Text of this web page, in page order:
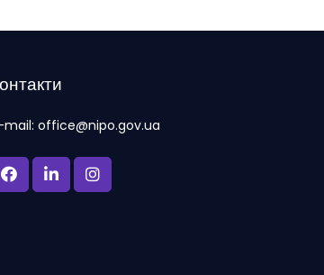
office@nipo.gov.ua